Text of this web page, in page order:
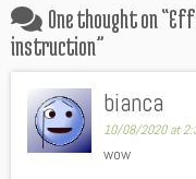
One thought on “
instruction”
bianca
10/08/2020 at
wow